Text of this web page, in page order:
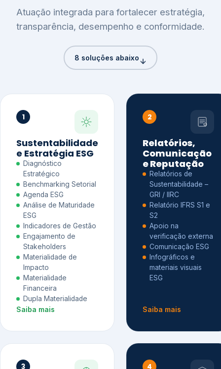
Atuação integrada para fortalecer estratégia,
transparência, desempenho e conformidade.
8 soluções abaixo
1
Sustentabilidade
e Estratégia ESG
Diagnóstico
Estratégico
Benchmarking Setorial
Agenda ESG
Análise de Maturidade
ESG
Indicadores de Gestão
Engajamento de
Stakeholders
Materialidade de
Impacto
Materialidade
Financeira
Dupla Materialidade
Saiba mais
2
Relatórios,
Comunicação
e Reputação
Relatórios de
Sustentabilidade –
GRI / IIRC
Relatório IFRS S1 e
S2
Apoio na
verificação externa
Comunicação ESG
Infográficos e
materiais visuais
ESG
Saiba mais
3 4